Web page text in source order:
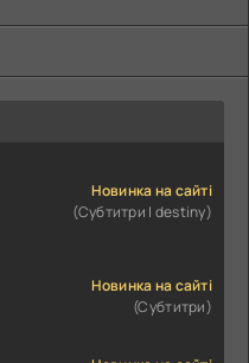
Новинка на сайті
(Субтитри | destiny)
Новинка на сайті
(Субтитри)